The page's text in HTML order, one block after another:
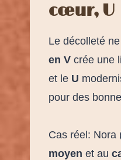
cœur, U
Le décolleté
en V crée une
et le U
pour des
Cas réel: Nora
moyen et au